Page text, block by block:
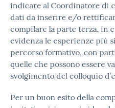
indicare al Coordinatore di
dati da inserire e/o
compilare la parte terza, in
evidenza le esperienze più
percorso formativo, con
quelle che possono essere
svolgimento del colloquio
Per un buon esito della